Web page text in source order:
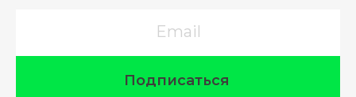
Подписаться